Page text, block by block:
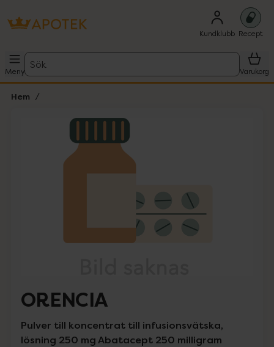
Kundklubb Recept
Meny
Sök
Varukorg
Hem
Lista: . Innehåller 1 objekt.
ORENCIA
Pulver till koncentrat till infusionsvätska,
lösning 250 mg Abatacept 250 milligram